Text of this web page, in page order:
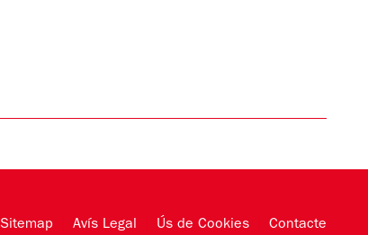
Sitemap Avís Legal Ús de Cookies Contacte